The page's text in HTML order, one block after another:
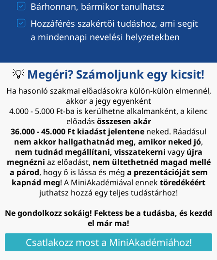
Bárhonnan, bármikor tanulhatsz
Hozzáférés szakértői tudáshoz, ami segít
a mindennapi nevelési helyzetekben
💡 Megéri? Számoljunk egy kicsit!
Ha hasonló szakmai előadásokra külön-külön elmennél,
akkor a jegy egyenként
4.000 - 5.000 Ft-ba is kerülhetne alkalmanként, a kilenc
előadás összesen akár
36.000 - 45.000 Ft kiadást jelentene neked. Ráadásul
nem akkor hallgathatnád meg, amikor neked jó,
nem tudnád megállítani, visszatekerni vagy újra
megnézni az előadást, nem ültethetnéd magad mellé
a párod, hogy ő is lássa és még a prezentációját sem
kapnád meg! A MiniAkadémiával ennektöredékéért
juthatsz hozzá egy teljes tudástárhoz!
Ne gondolkozz sokáig! Fektess be a tudásba, és kezdd
el már ma!
Csatlakozz most a MiniAkadémiához!